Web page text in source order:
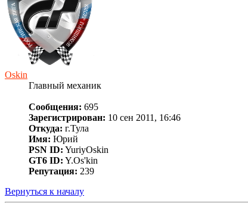
Oskin
Главный механик
Сообщения: 695
Зарегистрирован: 10 сен 2011, 16:46
Откуда: г.Тула
Имя: Юрий
PSN ID: YuriyOskin
GT6 ID: Y.Os'kin
Репутация: 239
Вернуться к началу